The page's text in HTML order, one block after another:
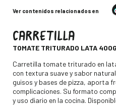
Ver contenidos relacionados en
CARRETILLA
TOMATE TRITURADO LATA 400G
Descripción
Carretilla tomate triturado en
con textura suave y sabor
guisos y bases de pizza, aporta
complicaciones. Su formato
y uso diario en la cocina.